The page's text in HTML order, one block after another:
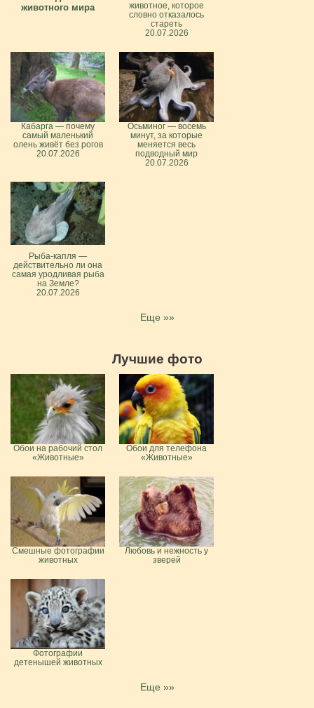
животного мира
животное, которое
словно отказалось
стареть
20.07.2026
Кабарга — почему
самый маленький
олень живёт без рогов
20.07.2026
Осьминог — восемь
минут, за которые
меняется весь
подводный мир
20.07.2026
Рыба-капля —
действительно ли она
самая уродливая рыба
на Земле?
20.07.2026
Еще »»
Лучшие фото
Обои на рабочий стол
«Животные»
Обои для телефона
«Животные»
Смешные фотографии
животных
Любовь и нежность у
зверей
Фотографии
детенышей животных
Еще »»